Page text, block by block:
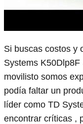
Si buscas costos y
Systems
movilisto somos
podía faltar un
líder como TD
encontrar críticas ,